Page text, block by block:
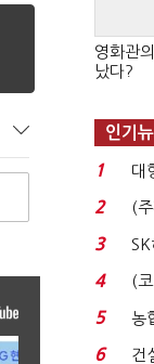
영화관
났다?
인기
1
대
플
2
(
세
3
원
4
(
려
5
농
적
6
건